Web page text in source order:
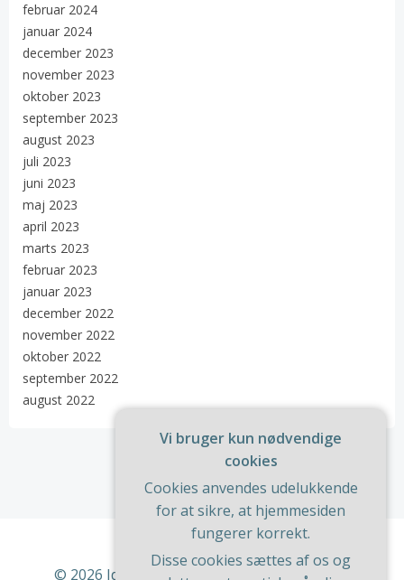
februar 2024
januar 2024
december 2023
november 2023
oktober 2023
september 2023
august 2023
juli 2023
juni 2023
maj 2023
april 2023
marts 2023
februar 2023
januar 2023
december 2022
november 2022
oktober 2022
september 2022
august 2022
© 2026 Ideer Til Huset. Bygget ved at bruge
Vi bruger kun nødvendige
cookies
Cookies anvendes udelukkende
for at sikre, at hjemmesiden
fungerer korrekt.
Disse cookies sættes af os og